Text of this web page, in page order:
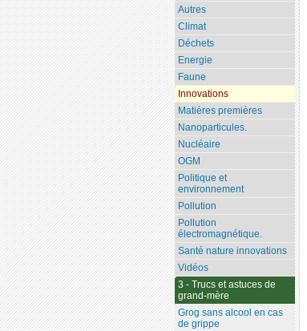
Autres
Climat
Déchets
Energie
Faune
Innovations
Matières premières
Nanoparticules.
Nucléaire
OGM
Politique et
environnement
Pollution
Pollution
électromagnétique.
Santé nature innovations
Vidéos
3 - Trucs et astuces de
grand-mère
Grog sans alcool en cas
de grippe